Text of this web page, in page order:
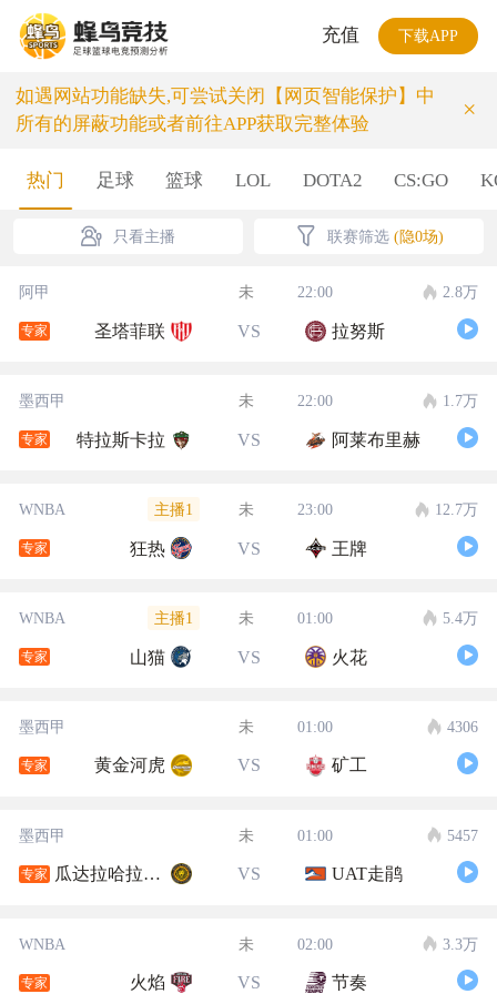
充值 下载APP
如遇网站功能缺失,可尝试关闭【网页智能保护】中
所有的屏蔽功能或者前往APP获取完整体验
×
热门 足球 篮球 LOL DOTA2 CS:GO
只看主播 联赛筛选 (隐0场)
阿甲 未 22:00 2.8万
专家 圣塔菲联 VS 拉努斯
墨西甲 未 22:00 1.7万
专家 特拉斯卡拉 VS 阿莱布里赫
WNBA 主播1 未 23:00 12.7万
专家 狂热 VS 王牌
WNBA 主播1 未 01:00 5.4万
专家 山猫 VS 火花
墨西甲 未 01:00 4306
专家 黄金河虎 VS 矿工
墨西甲 未 01:00 5457
专家 瓜达拉哈拉大学 VS UAT走鹃
WNBA 未 02:00 3.3万
专家 火焰 VS 节奏